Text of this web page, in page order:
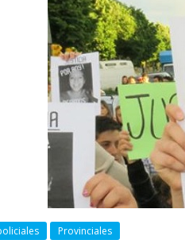
Provinciales